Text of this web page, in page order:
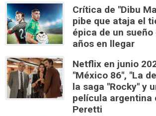
Crítica de "Dibu
pibe que ataja el
épica de un
años en llegar
Netflix en junio
"México 86", "La
la saga "Rocky" y
película argentina
Peretti